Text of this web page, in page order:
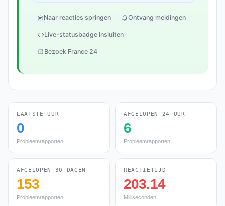
Naar reacties springen Ontvang meldingen
Live-statusbadge insluiten
Bezoek France 24
LAATSTE UUR
0
Probleemrapporten
AFGELOPEN 24 UUR
6
Probleemrapporten
AFGELOPEN 30 DAGEN
153
Probleemrapporten
REACTIETIJD
203.14
Milliseconden